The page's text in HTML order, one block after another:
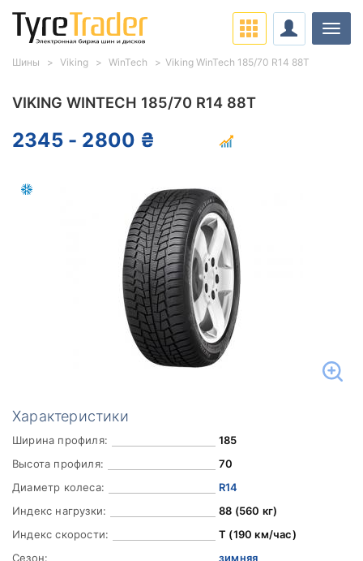
VIKING WINTECH 185/70 R14 88T
2345 - 2800 ₴
Характеристики
Ширина профиля:
185
Высота профиля:
70
Диаметр колеса:
R14
Индекс нагрузки:
88 (560 кг)
Индекс скорости:
T (190 км/час)
Сезон:
зимняя
Шины Viking WinTech Viking WinTech 185/70 R14 88T